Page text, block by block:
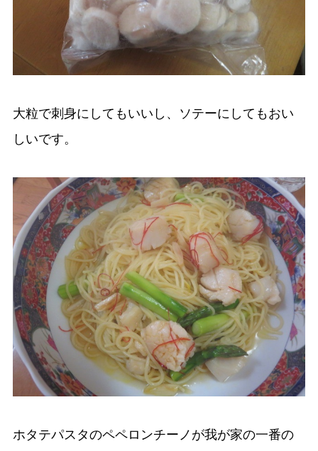
大粒で刺身にしてもいいし、ソテーにしてもおい
しいです。
ホタテパスタのペペロンチーノが我が家の一番の